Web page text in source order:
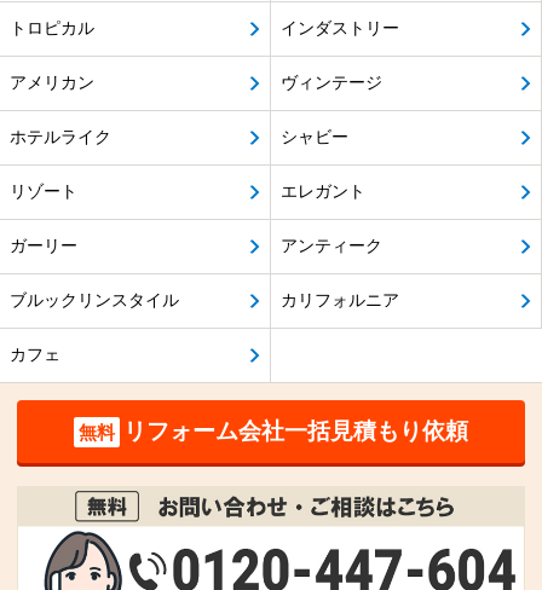
トロピカル インダストリー
アメリカン ヴィンテージ
ホテルライク シャビー
リゾート エレガント
ガーリー アンティーク
ブルックリンスタイル カリフォルニア
カフェ
無料 リフォーム会社一括見積もり依頼